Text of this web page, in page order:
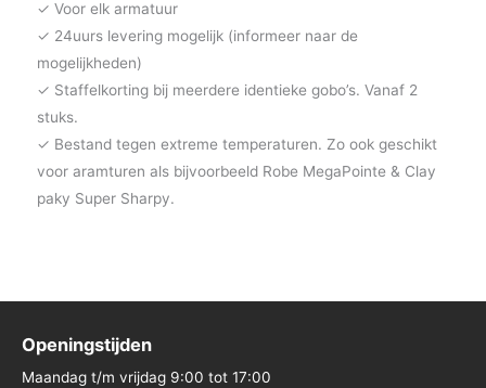
✓ Voor elk armatuur
✓ 24uurs levering mogelijk (informeer naar de
mogelijkheden)
✓ Staffelkorting bij meerdere identieke gobo’s. Vanaf 2
stuks.
✓ Bestand tegen extreme temperaturen. Zo ook geschikt
voor aramturen als bijvoorbeeld Robe MegaPointe & Clay
paky Super Sharpy.
Openingstijden
Maandag t/m vrijdag 9:00 tot 17:00